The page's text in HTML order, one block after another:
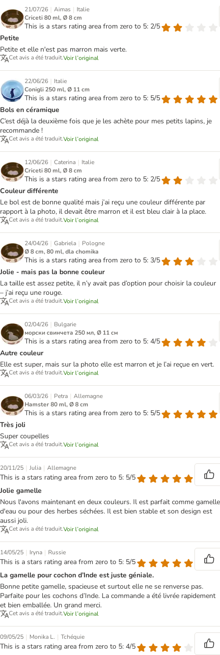
21/07/26 | Aimas | Italie
Criceti 80 ml, Ø 8 cm
This is a stars rating area from zero to 5: 2/5
Petite
Petite et elle n'est pas marron mais verte.
Cet avis a été traduit.Voir l’original
22/06/26 | Italie
Conigli 250 ml, Ø 11 cm
This is a stars rating area from zero to 5: 5/5
Bols en céramique
C’est déjà la deuxième fois que je les achète pour mes petits lapins, je
recommande !
Cet avis a été traduit.Voir l’original
12/06/26 | Caterina | Italie
Criceti 80 ml, Ø 8 cm
This is a stars rating area from zero to 5: 2/5
Couleur différente
Le bol est de bonne qualité mais j’ai reçu une couleur différente par
rapport à la photo, il devait être marron et il est bleu clair à la place.
Cet avis a été traduit.Voir l’original
24/04/26 | Gabriela | Pologne
Ø 8 cm, 80 ml, dla chomika
This is a stars rating area from zero to 5: 3/5
Jolie - mais pas la bonne couleur
La taille est assez petite, il n’y avait pas d’option pour choisir la couleur
– j’ai reçu une rouge.
Cet avis a été traduit.Voir l’original
02/04/26 | Bulgarie
морски свинчета 250 мл, Ø 11 см
This is a stars rating area from zero to 5: 4/5
Autre couleur
Elle est super, mais sur la photo elle est marron et je l’ai reçue en vert.
Cet avis a été traduit.Voir l’original
06/03/26 | Petra | Allemagne
Hamster 80 ml, Ø 8 cm
This is a stars rating area from zero to 5: 5/5
Très joli
Super coupelles
Cet avis a été traduit.Voir l’original
20/11/25 | Julia | Allemagne
This is a stars rating area from zero to 5: 5/5
Jolie gamelle
Nous l'avons maintenant en deux couleurs. Il est parfait comme gamelle
d'eau ou pour des herbes séchées. Il est bien stable et son design est
aussi joli.
Cet avis a été traduit.Voir l’original
14/05/25 | Iryna | Russie
This is a stars rating area from zero to 5: 5/5
La gamelle pour cochon d’Inde est juste géniale.
Bonne petite gamelle, spacieuse et surtout elle ne se renverse pas.
Parfaite pour les cochons d’Inde. La commande a été livrée rapidement
et bien emballée. Un grand merci.
Cet avis a été traduit.Voir l’original
09/05/25 | Monika L. | Tchéquie
This is a stars rating area from zero to 5: 4/5